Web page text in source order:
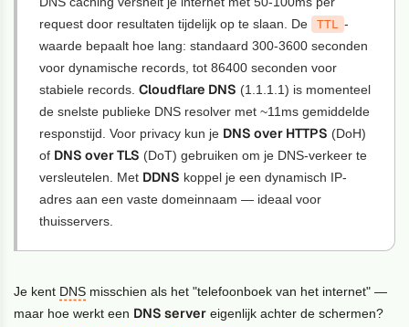
Webmail
Je mail bekijken in een online omgeving
request door resultaten tijdelijk op te slaan. De
TTL -
waarde bepaalt hoe lang: standaard 300-3600 seconden
voor dynamische records, tot 86400 seconden voor
stabiele records.Cloudflare DNS (1.1.1.1) is momenteel
de snelste publieke DNS resolver met ~11ms gemiddelde
responstijd. Voor privacy kun je DNS over HTTPS (DoH)
of DNS over TLS (DoT) gebruiken om je DNS-verkeer te
versleutelen. Met DDNS koppel je een dynamisch IP-
adres aan een vaste domeinnaam — ideaal voor
thuisservers.
Je kent DNS misschien als het "telefoonboek van het internet" —
maar hoe werkt een DNS server eigenlijk achter de schermen?